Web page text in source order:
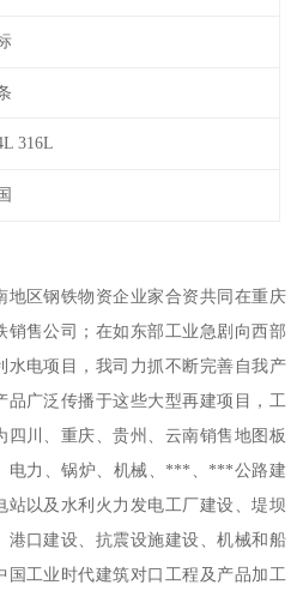
316L
地区钢铁物资企业家合资共同在重庆
销售公司；在如东部工业急剧向西部
水电项目，我司力抓不断完善自我产
品广泛传播于这些大型再建项目，工
川、重庆、贵州、云南销售地图板
电力、锅炉、机械、***、***公路建
站以及水利火力发电工厂建设、堤坝
港口建设、抗震设施建设、机械和船
国工业时代建筑对口工程及产品加工